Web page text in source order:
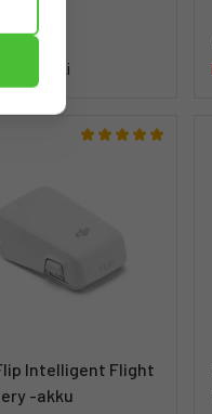
€
heti
Intelligent Flight
-akku